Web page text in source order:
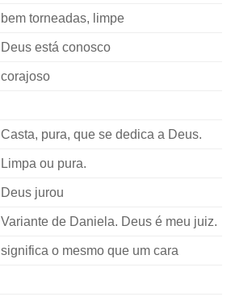
bem torneadas, limpe
Deus está conosco
corajoso
Casta, pura, que se dedica a Deus.
Limpa ou pura.
Deus jurou
Variante de Daniela. Deus é meu juiz.
significa o mesmo que um cara